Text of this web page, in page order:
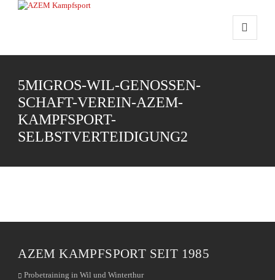
5MIGROS-WIL-GENOSSEN-
SCHAFT-VEREIN-AZEM-
KAMPFSPORT-
SELBSTVERTEIDIGUNG2
AZEM KAMPFSPORT SEIT 1985
Probetraining in Wil und Winterthur